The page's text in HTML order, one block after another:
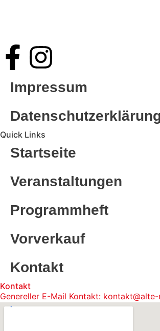
Impressum
Quick Links
Startseite
Veranstaltungen
Programmheft
Vorverkauf
Kontakt
Kontakt
Genereller E-Mail Kontakt: